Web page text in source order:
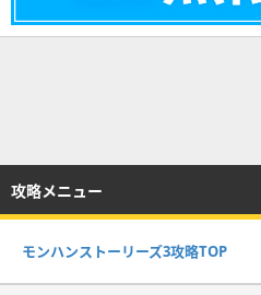
攻略メニュー
モンハンストーリーズ3攻略TOP